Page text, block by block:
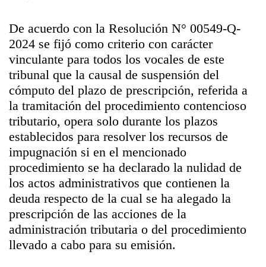
De acuerdo con la Resolución N° 00549-Q-
2024 se fijó como criterio con carácter
vinculante para todos los vocales de este
tribunal que la causal de suspensión del
cómputo del plazo de prescripción, referida a
la tramitación del procedimiento contencioso
tributario, opera solo durante los plazos
establecidos para resolver los recursos de
impugnación si en el mencionado
procedimiento se ha declarado la nulidad de
los actos administrativos que contienen la
deuda respecto de la cual se ha alegado la
prescripción de las acciones de la
administración tributaria o del procedimiento
llevado a cabo para su emisión.